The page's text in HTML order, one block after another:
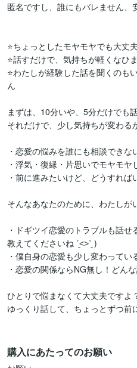
匿名ですし、誰にもバレません、
⭐️ちょっとしたモヤモヤでも大丈夫
⭐️話すだけで、気持ちが軽くなひ
⭐️わたしが経験した話を聞くのも
ん
まずは、10分いや、5分だけでも
それだけで、少し気持ちが変わる
・恋愛の悩みを誰にも相談できな
・浮気・復縁・片思いでモヤモヤ
・前に進みたいけど、どうすれば
そんなあなたのために、わたしが
・ドギツイ恋愛のトラブルも話
教えてくださいね ˊ̱˂˃ˋ̱ )
・僕自身の恋愛も少し変わって
・恋愛の関係ならNG無し！どん
ひとりで悩まなくて大丈夫ですよ
ゆっくり話して、ちょっとずつ前
購入にあたってのお願い